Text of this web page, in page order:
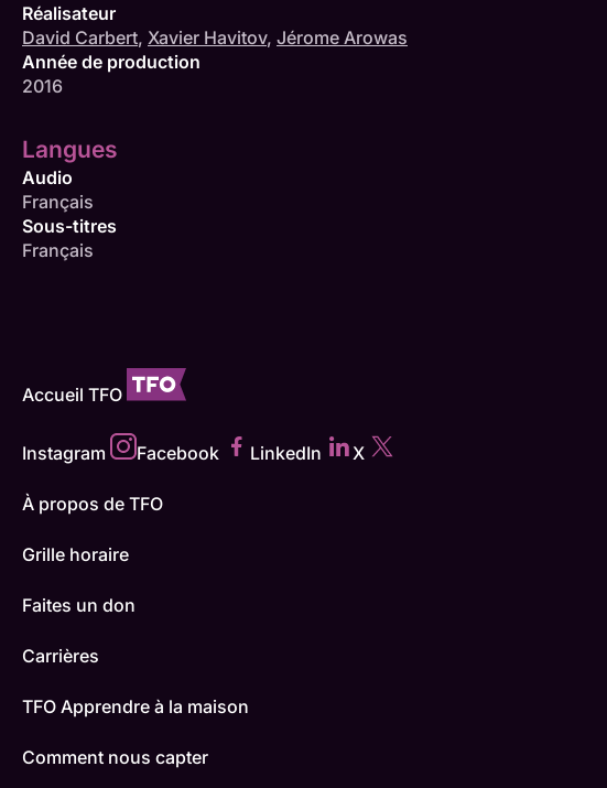
Réalisateur
David Carbert, Xavier Havitov, Jérome Arowas
Année de production
2016
Langues
Audio
Français
Sous-titres
Français
Accueil TFO
Instagram Facebook LinkedIn X
À propos de TFO
Grille horaire
Faites un don
Carrières
TFO Apprendre à la maison
Comment nous capter